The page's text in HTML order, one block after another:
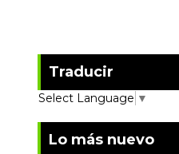
Traducir
Select Language ▼
Lo más nuevo